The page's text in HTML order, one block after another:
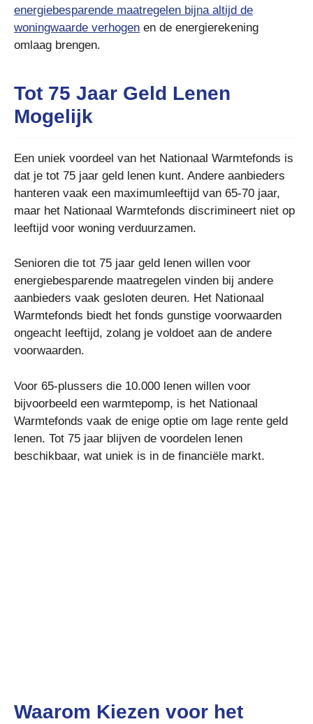
energiebesparende maatregelen bijna altijd de
woningwaarde verhogen en de energierekening
omlaag brengen.
Tot 75 Jaar Geld Lenen
Mogelijk
Een uniek voordeel van het Nationaal Warmtefonds is
dat je tot 75 jaar geld lenen kunt. Andere aanbieders
hanteren vaak een maximumleeftijd van 65-70 jaar,
maar het Nationaal Warmtefonds discrimineert niet op
leeftijd voor woning verduurzamen.
Senioren die tot 75 jaar geld lenen willen voor
energiebesparende maatregelen vinden bij andere
aanbieders vaak gesloten deuren. Het Nationaal
Warmtefonds biedt het fonds gunstige voorwaarden
ongeacht leeftijd, zolang je voldoet aan de andere
voorwaarden.
Voor 65-plussers die 10.000 lenen willen voor
bijvoorbeeld een warmtepomp, is het Nationaal
Warmtefonds vaak de enige optie om lage rente geld
lenen. Tot 75 jaar blijven de voordelen lenen
beschikbaar, wat uniek is in de financiële markt.
Waarom Kiezen voor het